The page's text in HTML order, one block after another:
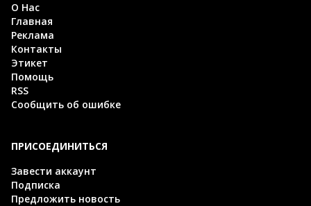
О Нас
Главная
Реклама
Контакты
Этикет
Помощь
RSS
Сообщить об ошибке
ПРИСОЕДИНИТЬСЯ
Завести аккаунт
Подписка
Предложить новость